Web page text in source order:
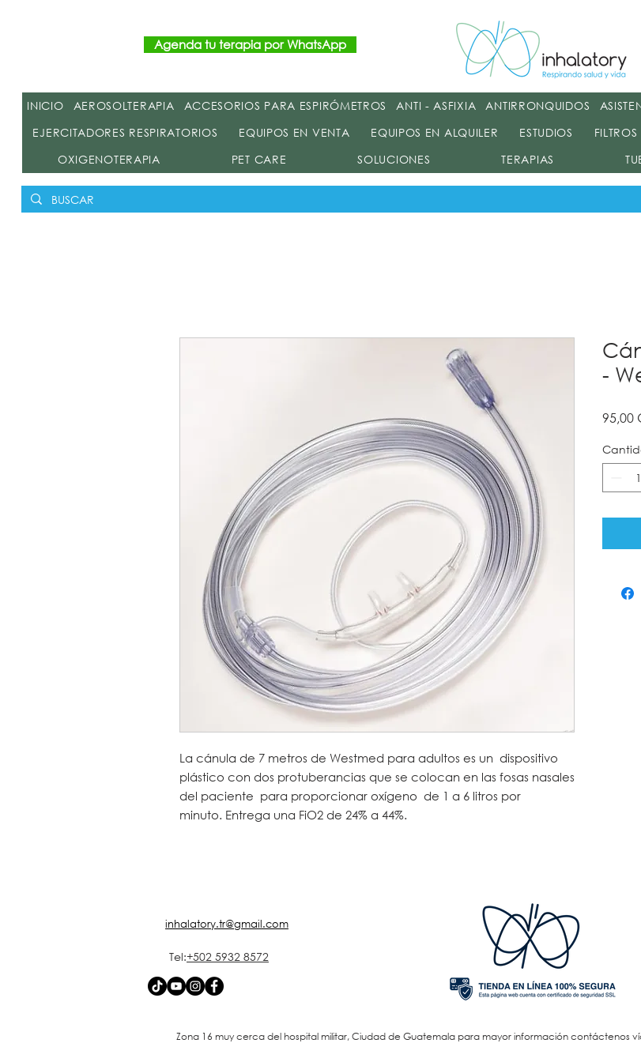
Agenda tu terapia por WhatsApp
INICIO AEROSOLTERAPIA ACCESORIOS PARA ESPIRÓMETROS ANTI - ASFIXIA ANTIRRONQUIDOS
EJERCITADORES RESPIRATORIOS
EQUIPOS EN VENTA EQUIPOS EN ALQUILER ESTUDIOS FILTROS
OXIGENOTERAPIA
PET CARE SOLUCIONES TERAPIAS
La cánula de 7 metros de Westmed para adultos es un dispositivo
plástico con dos protuberancias que se colocan en las fosas nasales
del paciente para proporcionar oxígeno de 1 a 6 litros por
minuto. Entrega una FiO2 de 24% a 44%.
-
95,00
inhalatory.tr@gmail.com
Tel:+502 5932 8572
Zona 16 muy cerca del hospital militar, Ciudad de Guatemala para mayor información contáctenos